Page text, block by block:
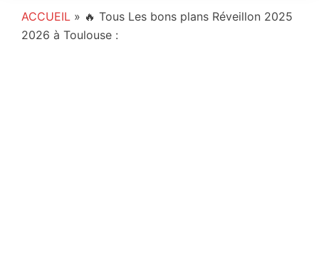
✨
Nouvel
ACCUEIL » 🔥 Tous Les bons plans Réveillon 2025
2026 à Toulouse :